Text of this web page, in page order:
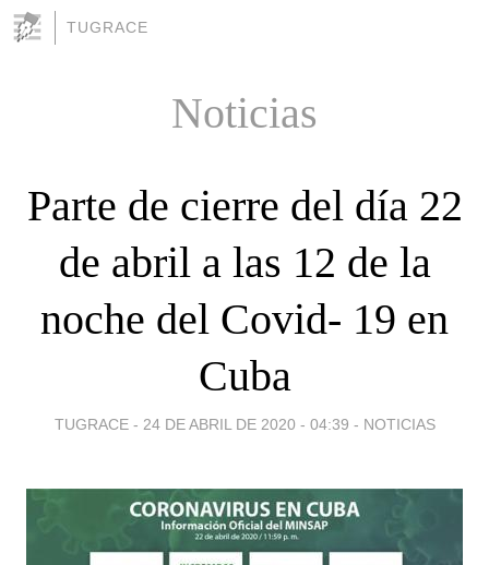
TUGRACE
Noticias
Parte de cierre del día 22
de abril a las 12 de la
noche del Covid- 19 en
Cuba
TUGRACE - 24 DE ABRIL DE 2020 - 04:39 - NOTICIAS